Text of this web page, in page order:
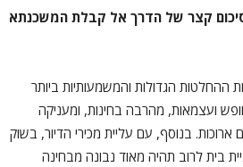
קצר של הדרך אל קבלת המשכנתא
ההחלטות הגדולות והמשמעותיות ביותר
ועצמאות, מהרבה בחינות, ומעניקה
בנוסף, עם עליית מכירי הדיור, בשוק
בית לרוב תהיה מאוד נבונה מבחינה